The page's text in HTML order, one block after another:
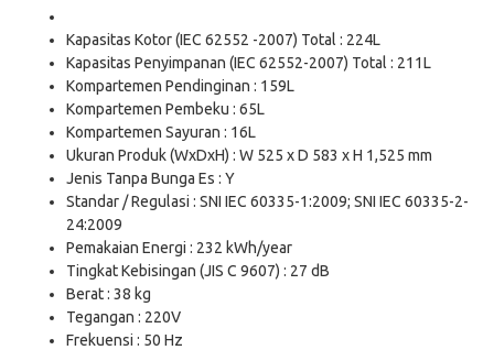
Kapasitas Kotor (IEC 62552 -2007) Total : 224L
Kapasitas Penyimpanan (IEC 62552-2007) Total : 211L
Kompartemen Pendinginan : 159L
Kompartemen Pembeku : 65L
Kompartemen Sayuran : 16L
Ukuran Produk (WxDxH) : W 525 x D 583 x H 1,525 mm
Jenis Tanpa Bunga Es : Y
Standar / Regulasi : SNI IEC 60335-1:2009; SNI IEC 60335-2-
24:2009
Pemakaian Energi : 232 kWh/year
Tingkat Kebisingan (JIS C 9607) : 27 dB
Berat : 38 kg
Tegangan : 220V
Frekuensi : 50 Hz